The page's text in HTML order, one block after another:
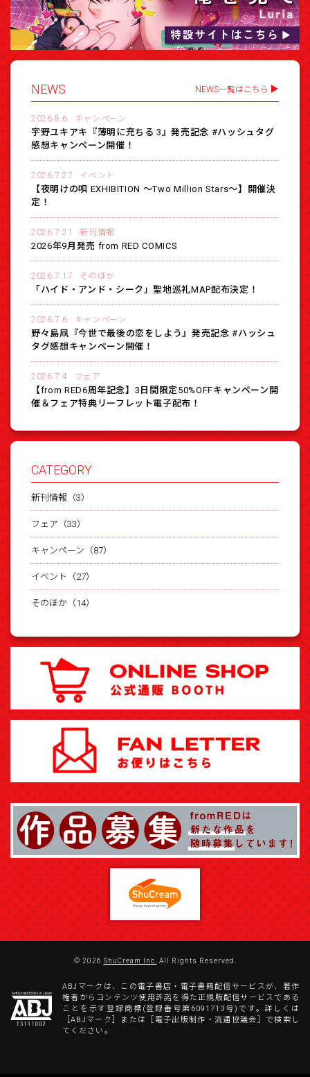
NEWS NEWS一覧はこちら
2026.8.6 キャンペーン
宇野ユキアキ『薄明に充ちる 3』発売記念 #ハッシュタグ
感想キャンペーン開催！
2026.7.27 イベント
【夜明けの唄 EXHIBITION 〜Two Million Stars〜】開催決
定！
2026.7.21 新刊情報
2026年9月発売 from RED COMICS
2026.7.17 そのほか
「ハイド・アンド・シーク」聖地巡礼MAP配布決定！
2026.7.6 キャンペーン
野々島凧『今世で最後の恋をしよう』発売記念 #ハッシュ
タグ感想キャンペーン開催！
2026.7.4 フェア
【from RED6周年記念】3日間限定50%OFFキャンペーン開
催＆フェア特典リーフレット電子配布！
CATEGORY
新刊情報（3）
フェア（33）
キャンペーン（87）
イベント（27）
そのほか（14）
© 2026 ShuCream Inc. All Rights Reserved.
ABJマークは、この電子書店・電子書籍配信サービスが、著作
権者からコンテンツ使用許諾を得た正規版配信サービスである
ことを示す登録商標(登録番号第6091713号)です。詳しくは
［ABJマーク］または［電子出版制作・流通協議会］で検索し
てください。